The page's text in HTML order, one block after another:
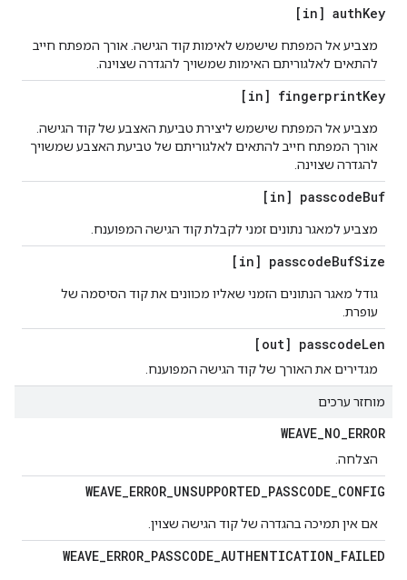
[in] authKey
מצביע אל המפתח שישמש לאימות קוד הגישה. אורך המפתח חייב
להתאים לאלגוריתם האימות שמשויך להגדרה שצוינה.
[in] fingerprintKey
מצביע אל המפתח שישמש ליצירת טביעת האצבע של קוד הגישה.
אורך המפתח חייב להתאים לאלגוריתם של טביעת האצבע שמשויך
להגדרה שצוינה.
[in] passcodeBuf
מצביע למאגר נתונים זמני לקבלת קוד הגישה המפוענח.
[in] passcodeBufSize
גודל מאגר הנתונים הזמני שאליו מכוונים את קוד הסיסמה של
עופרת.
[out] passcodeLen
מגדירים את האורך של קוד הגישה המפוענח.
מוחזר ערכים
WEAVE_NO_ERROR
הצלחה.
WEAVE_ERROR_UNSUPPORTED_PASSCODE_CONFIG
אם אין תמיכה בהגדרה של קוד הגישה שצוין.
WEAVE_ERROR_PASSCODE_AUTHENTICATION_FAILED